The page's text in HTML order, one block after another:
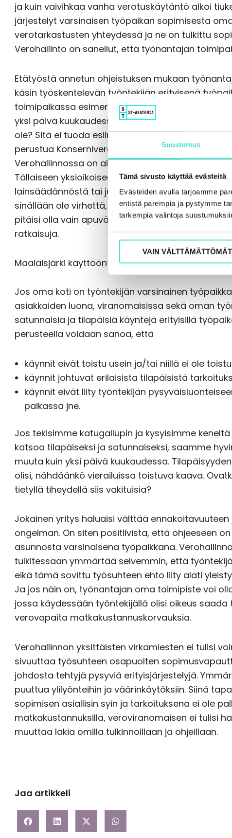
Suostumus
Tämä sivusto käyttää evästeitä
Evästeiden avulla tarjoamme
entistä parempia ja pystymme
tarkempia valintoja
VAIN VÄLTTÄMÄTTÖMÄT
ja kuin vaivihkaa vanha verotuskäytäntö alkoi
järjestelyt varsinaisen työpaikan sopimisesta
verotarkastusten yhteydessä ja ne on tulkittu
Verohallinto on sanellut, että työnantajan
Etätyöstä annetun ohjeistuksen mukaan
käsin työskentelevän työntekijän erityisenä
toimipaikassa esimerkiksi keskimäärin yhden
yksi päivä kuukaudessa on ohjeen mukaan
ole? Sitä ei tuoda esiin, mihin tämä
perustua Konserniverokeskuksen
Verohallinnossa on ainakin osittain alettu
Tällaiseen yksioikoiseen työpäivien määrään
lainsäädännöstä tai julkaistusta
sinällään ole virhettä, vaan virhe piilee siinä, että
pitäisi olla vain apuväline, jonka perusteella
ratkaisuja.
Maalaisjärki käyttöön?
Jos oma koti on työntekijän varsinainen
asiakkaiden luona, viranomaisissa sekä oman
satunnaisia ja tilapäisiä käyntejä erityisillä
perusteella voidaan sanoa, että
käynnit eivät toistu usein ja/tai niillä ei ole
käynnit johtuvat erilaisista tilapäisistä
käynnit eivät liity työntekijän
paikassa jne.
Jos tekisimme katugallupin ja kysyisimme
katsoa tilapäiseksi ja satunnaiseksi, saamme
muuta kuin yksi päivä kuukaudessa.
olisi, nähdäänkö vierailuissa toistuva kaava.
tietyllä tiheydellä siis vakituisia?
Jokainen yritys haluaisi välttää
ongelman. On siten positiivista, että ohjeeseen
asunnosta varsinaisena työpaikkana.
tulkitessaan ymmärtää selvemmin, että
eikä tämä sovittu työsuhteen ehto liity alati
Ja jos näin on, työnantajan oma toimipiste voi
jossa käydessään työntekijällä olisi oikeus
verovapaita matkakustannuskorvauksia.
Verohallinnon yksittäisten virkamiesten ei tulisi
sivuuttaa työsuhteen osapuolten
johdosta tehtyjä pysyviä erityisjärjestelyjä.
puuttua ylilyönteihin ja väärinkäytöksiin. Siinä
sopimisen asiallisin syin ja tarkoituksena ei ole
matkakustannuksilla, veroviranomaisen ei tulisi
muuttaa lakia omilla tulkinnoillaan ja ohjeillaan.
Jaa artikkeli